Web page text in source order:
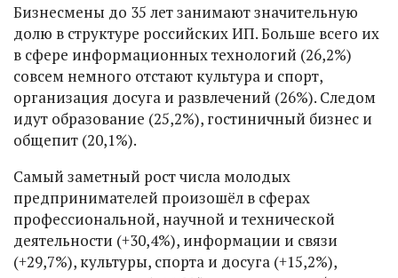
Бизнесмены до 35 лет занимают значительную
долю в структуре российских ИП. Больше всего их
в сфере информационных технологий (26,2%)
совсем немного отстают культура и спорт,
организация досуга и развлечений (26%). Следом
идут образование (25,2%), гостиничный бизнес и
общепит (20,1%).
Самый заметный рост числа молодых
предпринимателей произошёл в сферах
профессиональной, научной и технической
деятельности (+30,4%), информации и связи
(+29,7%), культуры, спорта и досуга (+15,2%),